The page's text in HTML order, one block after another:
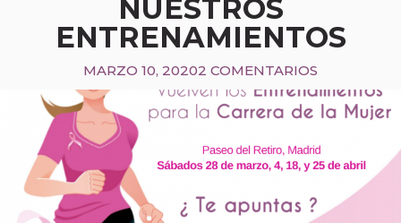
NUESTROS
ENTRENAMIENTOS
MARZO 10, 20202 COMENTARIOS